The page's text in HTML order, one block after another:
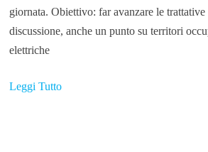
giornata. Obiettivo: far avanzare le
discussione, anche un punto su territori
elettriche
Leggi Tutto